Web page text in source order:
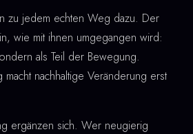
zu jedem echten Weg dazu. Der
wie mit ihnen umgegangen wird:
als Teil der Bewegung.
nachhaltige Veränderung erst
ergänzen sich. Wer neugierig